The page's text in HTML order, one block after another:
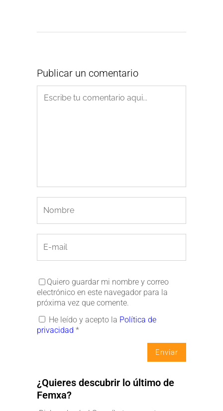
Publicar un comentario
Quiero guardar mi nombre y correo
electrónico en este navegador para la
próxima vez que comente.
He leído y acepto la Política de
privacidad *
¿Quieres descubrir lo último de
Femxa?